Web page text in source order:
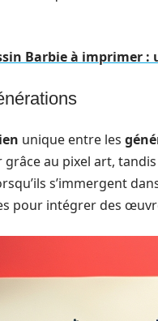
Barbie à imprimer
unique entre les
grâce au pixel art,
s’immergent
pour intégrer des